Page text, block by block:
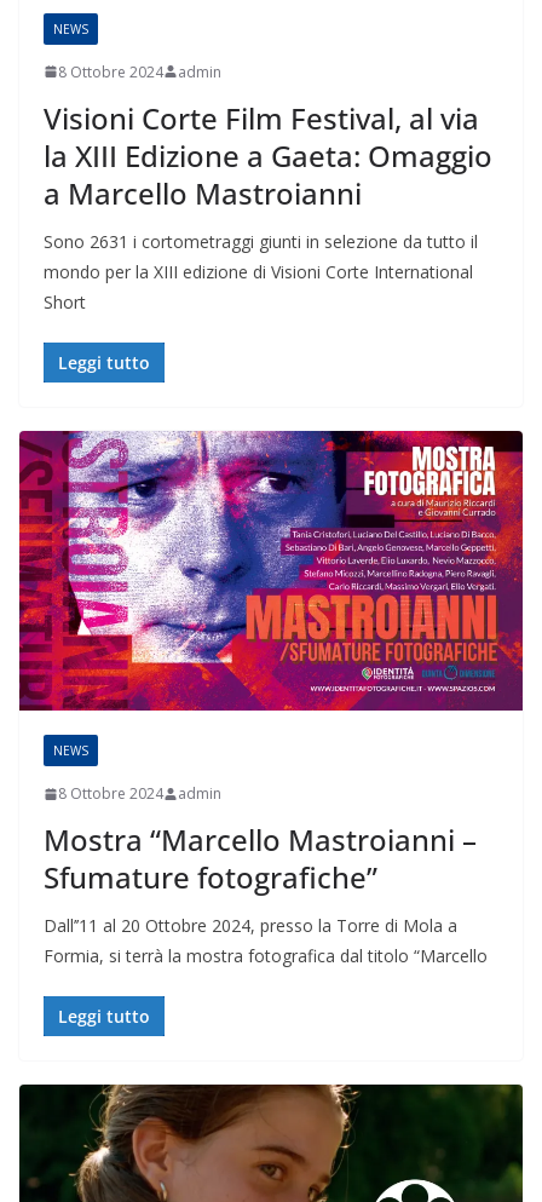
NEWS
8 Ottobre 2024 admin
Visioni Corte Film Festival, al via
la XIII Edizione a Gaeta: Omaggio
a Marcello Mastroianni
Sono 2631 i cortometraggi giunti in selezione da tutto il
mondo per la XIII edizione di Visioni Corte International
Short
Leggi tutto
NEWS
8 Ottobre 2024 admin
Mostra “Marcello Mastroianni –
Sfumature fotografiche”
Dall’’11 al 20 Ottobre 2024, presso la Torre di Mola a
Formia, si terrà la mostra fotografica dal titolo “Marcello
Leggi tutto